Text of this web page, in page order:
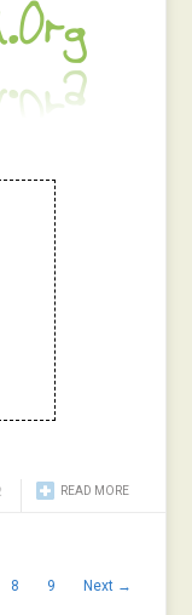
READ MORE
8 9 Next →